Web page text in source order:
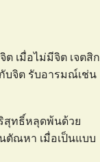
ต เมื่อไม่มีจิต เจตสิก
บจิต รับอารมณ์เช่น
ริสุทธิ์หลุดพ้นด้ว
ตัณหา เมื่อเป็นแบบ